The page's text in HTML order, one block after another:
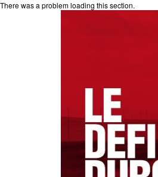
There was a problem loading this section.